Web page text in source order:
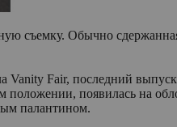
съемку. Обычно
Fair, последний
появилась на
палантином.